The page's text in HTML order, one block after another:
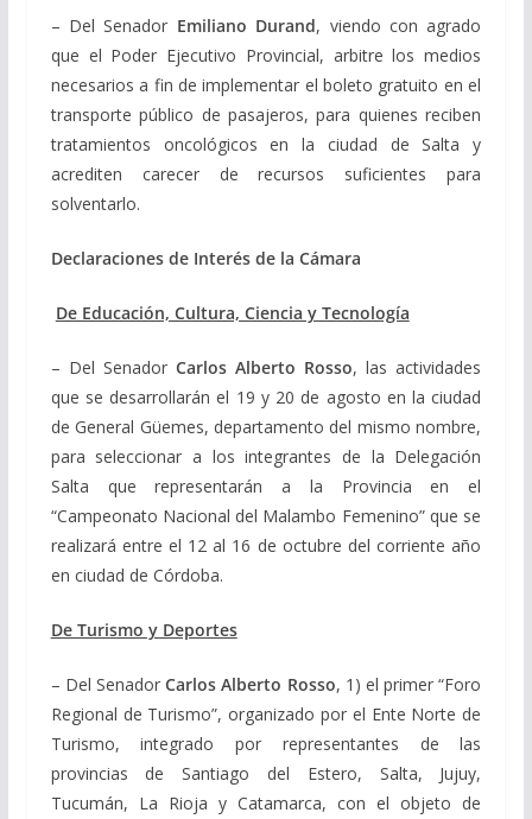
– Del Senador Emiliano Durand, viendo con agrado
que el Poder Ejecutivo Provincial, arbitre los medios
necesarios a fin de implementar el boleto gratuito en el
transporte público de pasajeros, para quienes reciben
tratamientos oncológicos en la ciudad de Salta y
acrediten carecer de recursos suficientes para
solventarlo.
Declaraciones de Interés de la Cámara
De Educación, Cultura, Ciencia y Tecnología
– Del Senador Carlos Alberto Rosso, las actividades
que se desarrollarán el 19 y 20 de agosto en la ciudad
de General Güemes, departamento del mismo nombre,
para seleccionar a los integrantes de la Delegación
Salta que representarán a la Provincia en el
“Campeonato Nacional del Malambo Femenino” que se
realizará entre el 12 al 16 de octubre del corriente año
en ciudad de Córdoba.
De Turismo y Deportes
– Del SenadorCarlos Alberto Rosso, 1) el primer “Foro
Regional de Turismo”, organizado por el Ente Norte de
Turismo, integrado por representantes de las
provincias de Santiago del Estero, Salta, Jujuy,
Tucumán, La Rioja y Catamarca, con el objeto de